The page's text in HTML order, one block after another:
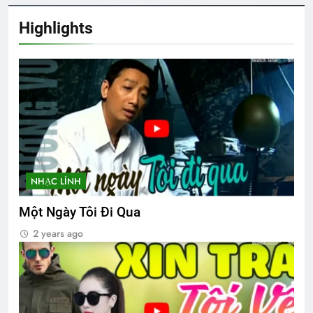
Xuân nhớ chiến sĩ
2 Years Ago
Nhạc Xuân Hải Ngoại
2 Years Ago
CTBCTY – Tập I – Chương 4
3 Years Ago
2 Years Ago 2 Years Ago
CSVSQ Nguyễn Văn Tranh K23
Highlights
NHẠC LÍNH
Một Ngày Tôi Đi Qua
2 years ago